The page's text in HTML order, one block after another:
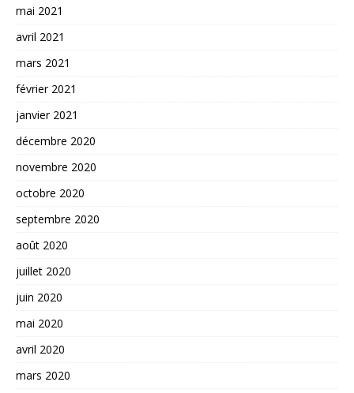
mai 2021
avril 2021
mars 2021
février 2021
janvier 2021
décembre 2020
novembre 2020
octobre 2020
septembre 2020
août 2020
juillet 2020
juin 2020
mai 2020
avril 2020
mars 2020